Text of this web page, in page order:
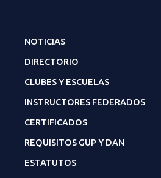
NOTICIAS
DIRECTORIO
CLUBES Y ESCUELAS
INSTRUCTORES FEDERADOS
CERTIFICADOS
REQUISITOS GUP Y DAN
ESTATUTOS